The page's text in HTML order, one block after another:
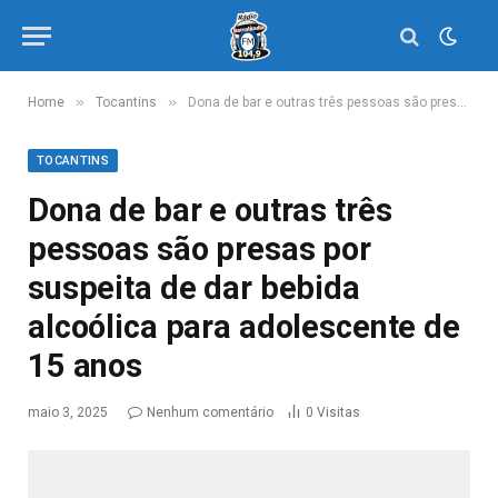
Home » Tocantins » Dona de bar e outras três pessoas são presas por suspeita de dar bebida alcoólica para adolescente de 15 anos
TOCANTINS
Dona de bar e outras três
pessoas são presas por
suspeita de dar bebida
alcoólica para adolescente de
15 anos
maio 3, 2025 Nenhum comentário 0 Visitas